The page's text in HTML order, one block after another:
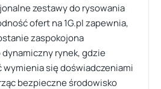
zestawy do rysowania
ofert na 1G.pl zapewnia,
zaspokojona
rynek, gdzie
wymienia się doświadczeniami
bezpieczne środowisko